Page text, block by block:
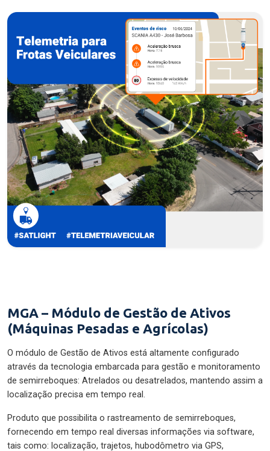
MGA – Módulo de Gestão de Ativos
(Máquinas Pesadas e Agrícolas)
O módulo de Gestão de Ativos está altamente configurado
através da tecnologia embarcada para gestão e monitoramento
de semirreboques: Atrelados ou desatrelados, mantendo assim a
localização precisa em tempo real.
Produto que possibilita o rastreamento de semirreboques,
fornecendo em tempo real diversas informações via software,
tais como: localização, trajetos, hubodômetro via GPS,